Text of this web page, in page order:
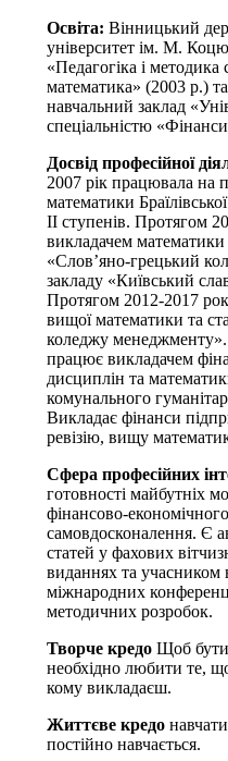
Освіта: Вінницький
університет ім. М.
«Педагогіка і методика
математика» (2003 р.)
навчальний заклад
спеціальністю
Досвід професійної
2007 рік працювала на
математики
ІІ ступенів. Протягом
викладачем
«Слов’яно-грецький
закладу «Київський
Протягом 2012-2017
вищої математики та
коледжу
працює викладачем
дисциплін та
комунального
Викладає фінанси
ревізію, вищу
Сфера професійних
готовності майбутніх
фінансово-
самовдосконалення. Є
статей у фахових
виданнях та учасником
міжнародних
методичних розробок.
Творче кредо Щоб
необхідно любити те,
кому викладаєш.
Життєве кредо
постійно навчається.